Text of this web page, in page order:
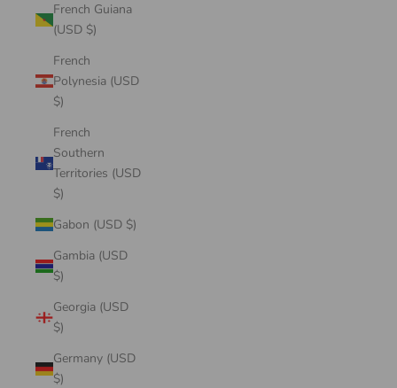
French Guiana
(USD $)
French
Polynesia (USD
$)
French
Southern
Territories (USD
$)
Gabon (USD $)
Gambia (USD
$)
Georgia (USD
$)
Germany (USD
$)